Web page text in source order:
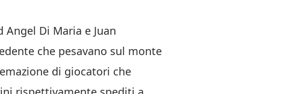
Di Maria e Juan
che pesavano sul monte
di giocatori che